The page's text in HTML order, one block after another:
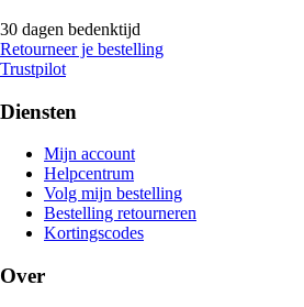
30 dagen bedenktijd
Retourneer je bestelling
Trustpilot
Diensten
Mijn account
Helpcentrum
Volg mijn bestelling
Bestelling retourneren
Kortingscodes
Over